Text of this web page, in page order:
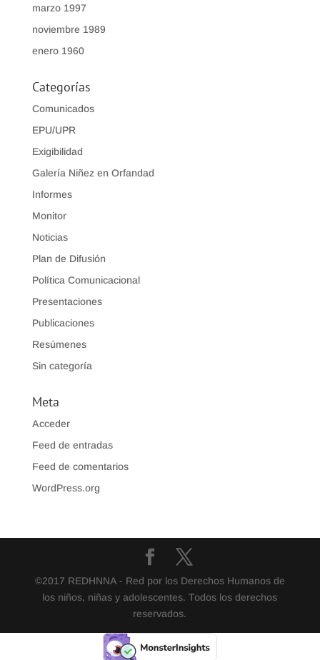
marzo 1997
noviembre 1989
enero 1960
Categorías
Comunicados
EPU/UPR
Exigibilidad
Galería Niñez en Orfandad
Informes
Monitor
Noticias
Plan de Difusión
Política Comunicacional
Presentaciones
Publicaciones
Resúmenes
Sin categoría
Meta
Acceder
Feed de entradas
Feed de comentarios
WordPress.org
©2017 REDHNNA - Red por los Derechos Humanos de
los niños, niñas y adolescentes. Todos los derechos
reservados.